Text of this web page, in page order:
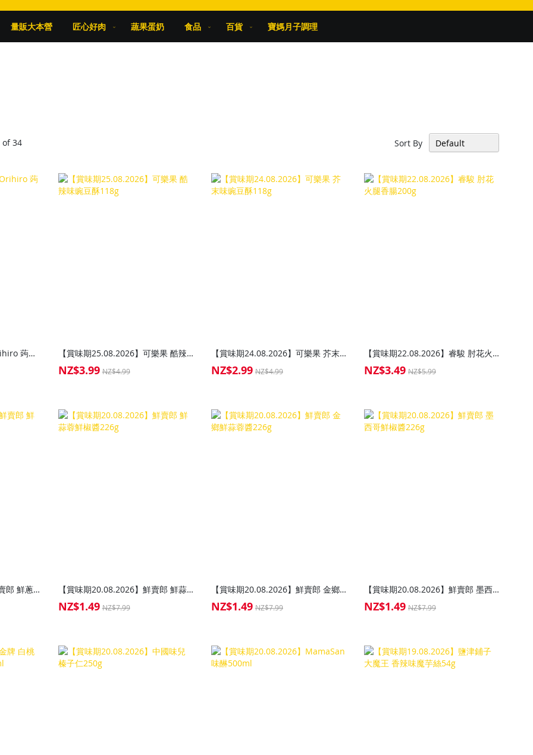
量販大本營 匠心好肉 蔬果蛋奶 食品 百貨 寶媽月子調理
of34 Sort By
【賞味期31.08.2026】Orihiro 蒟蒻果凍桃子味120g 【賞味期25.08.2026】可樂果 酷辣味豌豆酥118g
Special
NZ$3.99 NZ$4.99
【賞味期24.08.2026】可樂果 芥末味豌豆酥118g
Special
NZ$2.99 NZ$4.99
【賞味期22.08.2026】睿駿 肘花火腿香腸200g
Special
NZ$3.49 NZ$5.99
【賞味期20.08.2026】鮮賣郎 鮮蔥薑蓉醬226g 【賞味期20.08.2026】鮮賣郎 鮮蒜蓉鮮椒醬226g
Special
NZ$1.49 NZ$7.99
【賞味期20.08.2026】鮮賣郎 金鄉鮮蒜蓉醬226g
Special
NZ$1.49 NZ$7.99
【賞味期20.08.2026】鮮賣郎 墨西哥鮮椒醬226g
Special
NZ$1.49 NZ$7.99